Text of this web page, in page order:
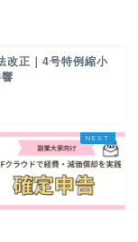
改正｜4号特例縮小